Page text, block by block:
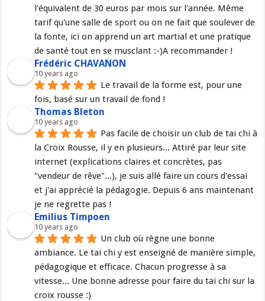
l'équivalent de 30 euros par mois sur l'année. Même
tarif qu'une salle de sport ou on ne fait que soulever de
la fonte, ici on apprend un art martial et une pratique
de santé tout en se musclant :-)A recommander !
Frédéric CHAVANON
10 years ago
Le travail de la forme est, pour une
fois, basé sur un travail de fond !
Thomas Bleton
10 years ago
Pas facile de choisir un club de tai chi à
la Croix Rousse, il y en plusieurs... Attiré par leur site
internet (explications claires et concrètes, pas
"vendeur de rêve"...), je suis allé faire un cours d'essai
et j'ai apprécié la pédagogie. Depuis 6 ans maintenant
je ne regrette pas !
Emilius Timpoen
10 years ago
Un club où règne une bonne
ambiance. Le tai chi y est enseigné de manière simple,
pédagogique et efficace. Chacun progresse à sa
vitesse... Une bonne adresse pour faire du tai chi sur la
croix rousse :)